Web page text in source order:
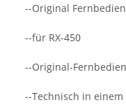
--Original
--für RX-450
--Original-
--Technisch in